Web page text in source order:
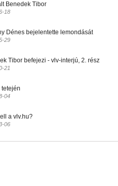
Benedek Tibor
18
Dénes bejelentette lemondását
29
Tibor befejezi - vlv-interjú, 2. rész
21
tetején
04
a vlv.hu?
06